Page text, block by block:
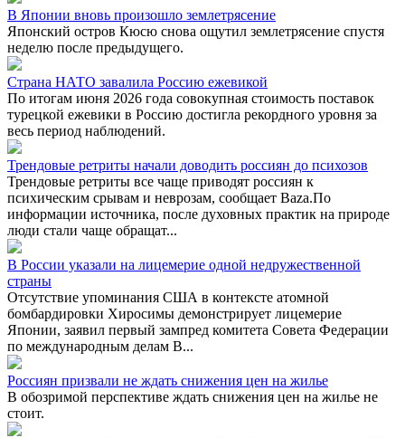
В Японии вновь произошло землетрясение
Японский остров Кюсю снова ощутил землетрясение спустя
неделю после предыдущего.
Страна НАТО завалила Россию ежевикой
По итогам июня 2026 года совокупная стоимость поставок
турецкой ежевики в Россию достигла рекордного уровня за
весь период наблюдений.
Трендовые ретриты начали доводить россиян до психозов
Трендовые ретриты все чаще приводят россиян к
психическим срывам и неврозам, сообщает Baza.По
информации источника, после духовных практик на природе
люди стали чаще обращат...
В России указали на лицемерие одной недружественной
страны
Отсутствие упоминания США в контексте атомной
бомбардировки Хиросимы демонстрирует лицемерие
Японии, заявил первый зампред комитета Совета Федерации
по международным делам В...
Россиян призвали не ждать снижения цен на жилье
В обозримой перспективе ждать снижения цен на жилье не
стоит.